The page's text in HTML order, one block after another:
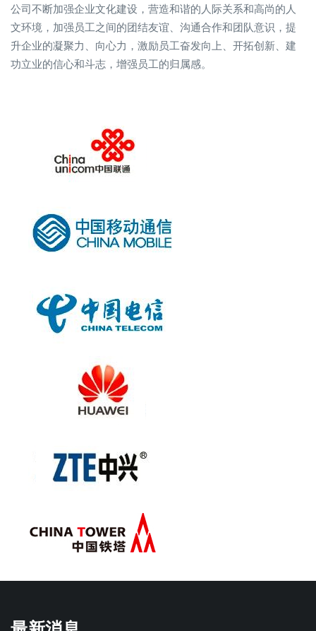
公司不断加强企业文化建设，营造和谐的人际关系和高尚的人
文环境，加强员工之间的团结友谊、沟通合作和团队意识，提
升企业的凝聚力、向心力，激励员工奋发向上、开拓创新、建
功立业的信心和斗志，增强员工的归属感。